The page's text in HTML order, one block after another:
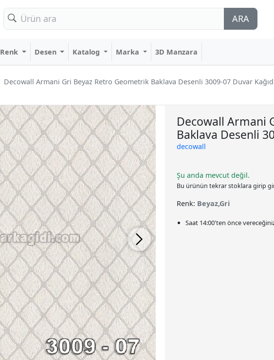
ARA
Renk Desen Katalog Marka 3D Manzara
Decowall Armani Gri Beyaz Retro Geometrik Baklava Desenli 3009-07 Duvar
Decowall Armani
Baklava Desenli
decowall
Şu anda mevcut değil.
Bu ürünün tekrar stoklara girip
Renk: Beyaz,Gri
Saat 14:00'ten önce